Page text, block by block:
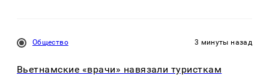
Общество 3 минуты назад
Вьетнамские «врачи» навязали туристкам